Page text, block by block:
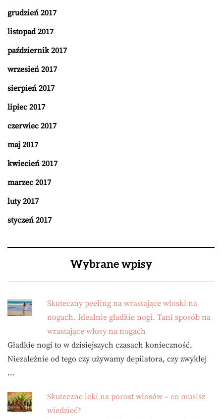
grudzień 2017
listopad 2017
październik 2017
wrzesień 2017
sierpień 2017
lipiec 2017
czerwiec 2017
maj 2017
kwiecień 2017
marzec 2017
luty 2017
styczeń 2017
Wybrane wpisy
Skuteczny peeling na wrastające włoski na
nogach. Idealnie gładkie nogi. Tani sposób na
wrastające włosy na nogach
Gładkie nogi to w dzisiejszych czasach konieczność.
Niezależnie od tego czy używamy depilatora, czy zwykłej
…
Skuteczne leki na porost włosów – co musisz
wiedzieć?